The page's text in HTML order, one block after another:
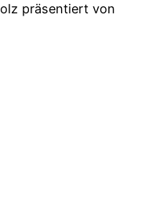
präsentiert von